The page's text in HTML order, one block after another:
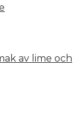
av lime och